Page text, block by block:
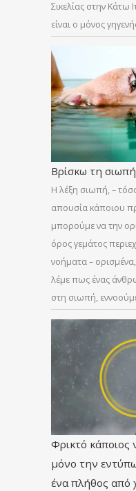
Σικελίας στην Κάτω
είναι ο μόνος
Βρίσκω τη σιωπή
Η λέξη σιωπή, –
απουσία κάποιου
μπορούμε να την
όρος γεμάτος
νοήματα –
λέμε πως ένας
στη σιωπή,
Φρικτό κάποιος
μόνο την
ένα πλήθος από